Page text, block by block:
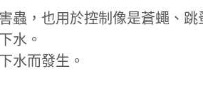
蟲，也用於控制像是蒼蠅、跳
水。
水而發生。